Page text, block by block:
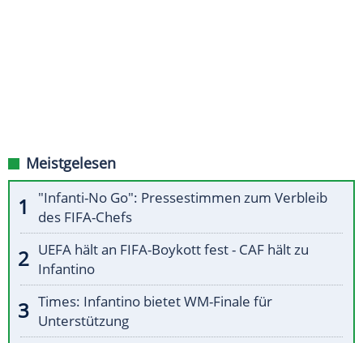
Meistgelesen
"Infanti-No Go": Pressestimmen zum Verbleib
des FIFA-Chefs
UEFA hält an FIFA-Boykott fest - CAF hält zu
Infantino
Times: Infantino bietet WM-Finale für
Unterstützung